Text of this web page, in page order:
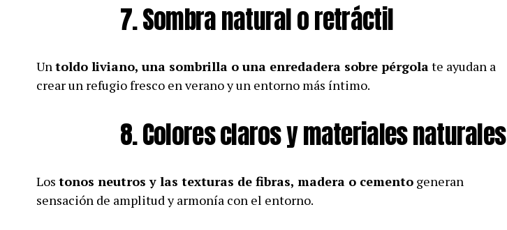
7. Sombra natural o retráctil
Untoldo liviano, una sombrilla o una enredadera sobre pérgolate ayudan a
crear un refugio fresco en verano y un entorno más íntimo.
8. Colores claros y materiales naturales
Los tonos neutros y las texturas de fibras, madera o cemento generan
sensación de amplitud y armonía con el entorno.